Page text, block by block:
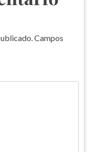
Campos